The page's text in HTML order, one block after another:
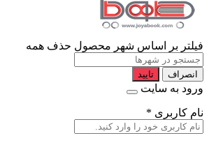
فیلتر بر اساس شهر محصول حذف همه
انصراف تایید
ورود به سایت
نام کاربری *